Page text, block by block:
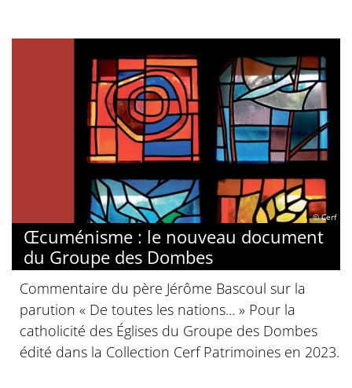
© Cerf
Œcuménisme : le nouveau document
du Groupe des Dombes
Commentaire du père Jérôme Bascoul sur la
parution « De toutes les nations... » Pour la
catholicité des Églises du Groupe des Dombes
édité dans la Collection Cerf Patrimoines en 2023.